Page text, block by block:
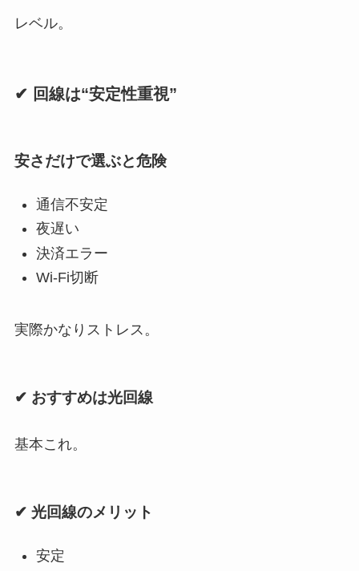
レベル。
✔ 回線は“安定性重視”
安さだけで選ぶと危険
通信不安定
夜遅い
決済エラー
Wi-Fi切断
実際かなりストレス。
✔ おすすめは光回線
基本これ。
✔ 光回線のメリット
安定